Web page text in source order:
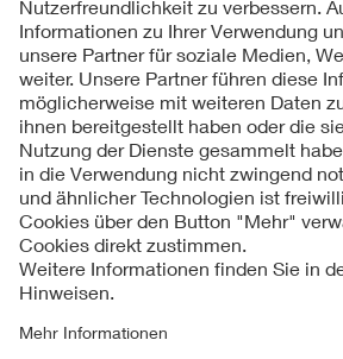
Kontakt
Impressum
Datenschutzinformationen
Cookie Hinweise
Compliance